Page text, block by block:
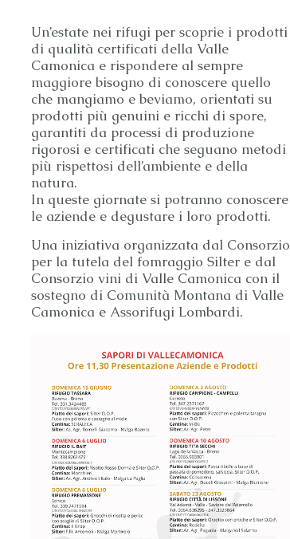
Un’estate nei rifugi per scoprie i prodotti
di qualità certificati della Valle
Camonica e rispondere al sempre
maggiore bisogno di conoscere quello
che mangiamo e beviamo, orientati su
prodotti più genuini e ricchi di spore,
garantiti da processi di produzione
rigorosi e certificati che seguano metodi
più rispettosi dell’ambiente e della
natura.
In queste giornate si potranno conoscere
le aziende e degustare i loro prodotti.
Una iniziativa organizzata dal Consorzio
per la tutela del fomraggio Silter e dal
Consorzio vini di Valle Camonica con il
sostegno di Comunità Montana di Valle
Camonica e Assorifugi Lombardi.